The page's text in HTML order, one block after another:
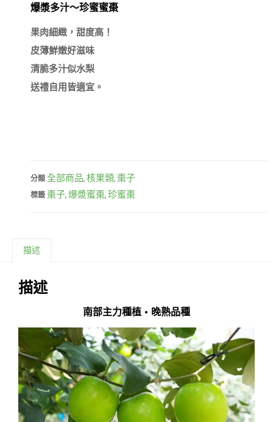
爆漿多汁～珍蜜蜜棗
果肉細緻，甜度高！
皮薄鮮嫩好滋味
清脆多汁似水梨
分類全部商品,核果類,棗子
標籤棗子,爆漿蜜棗,珍蜜棗
描述
描述
南部主力種植 • 晚熟品種